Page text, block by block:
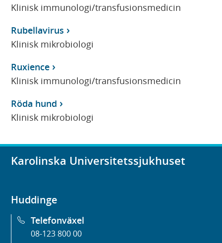
Klinisk immunologi/transfusionsmedicin
Rubellavirus
Klinisk mikrobiologi
Ruxience
Klinisk immunologi/transfusionsmedicin
Röda hund
Klinisk mikrobiologi
Karolinska Universitetssjukhuset
Huddinge
Telefonväxel
08-123 800 00